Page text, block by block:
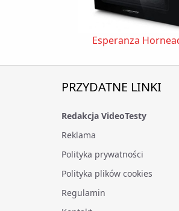
Esperanza
PRZYDATNE LINKI
Redakcja VideoTesty
Reklama
Polityka prywatności
Polityka plików cookies
Regulamin